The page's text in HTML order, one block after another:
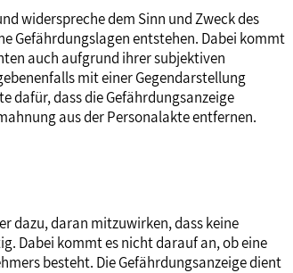
widerspreche dem Sinn und Zweck des
Gefährdungslagen entstehen. Dabei kommt
auch aufgrund ihrer subjektiven
mit einer Gegendarstellung
dafür, dass die Gefährdungsanzeige
aus der Personalakte entfernen.
dazu, daran mitzuwirken, dass keine
Dabei kommt es nicht darauf an, ob eine
besteht. Die Gefährdungsanzeige dient